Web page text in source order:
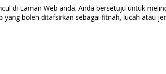
di Laman Web anda. Anda bersetuju untuk
boleh ditafsirkan sebagai fitnah, lucah atau